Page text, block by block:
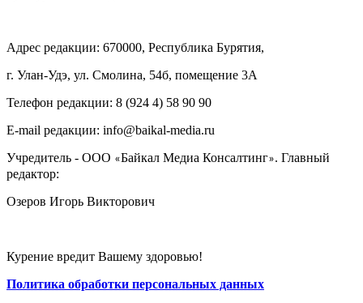
Адрес редакции: 670000, Республика Бурятия,
г. Улан-Удэ, ул. Смолина, 54б, помещение 3А
Телефон редакции: ‎‎8 (924 4) 58 90 90
E-mail редакции: info@baikal-media.ru
Учредитель - ООО «Байкал Медиа Консалтинг». Главный
редактор:
Озеров Игорь Викторович
Курение вредит Вашему здоровью!
Политика обработки персональных данных